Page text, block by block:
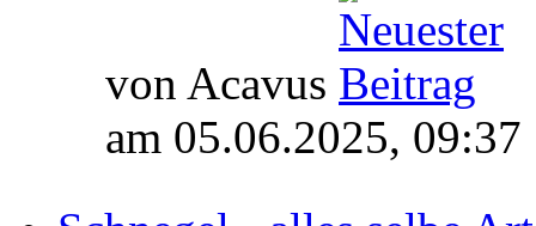
von Acavus
am 05.06.2025, 09:37